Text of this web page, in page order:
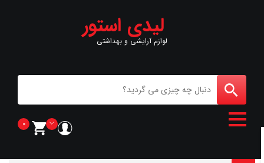
لیدی استور
لوازم آرایشی و بهداشتی
0